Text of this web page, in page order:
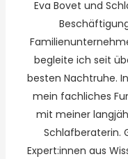
Eva Bovet und
begleite ich seit
besten Nachtruhe.
mein fachliches
mit meiner
Schlafberaterin.
Expert:innen aus